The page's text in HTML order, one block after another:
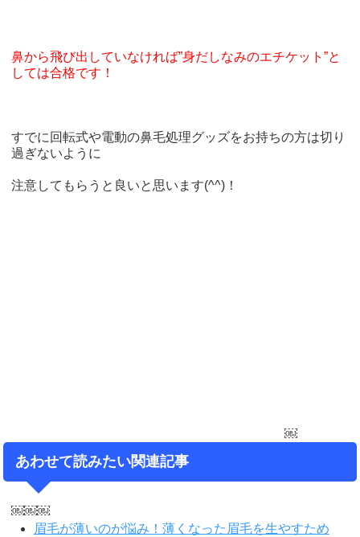
鼻から飛び出していなければ”身だしなみのエチケット”と
しては合格です！
すでに回転式や電動の鼻毛処理グッズをお持ちの方は切り
過ぎないように
注意してもらうと良いと思います(^^)！
￼
あわせて読みたい関連記事
￼￼￼
眉毛が薄いのが悩み！薄くなった眉毛を生やすため